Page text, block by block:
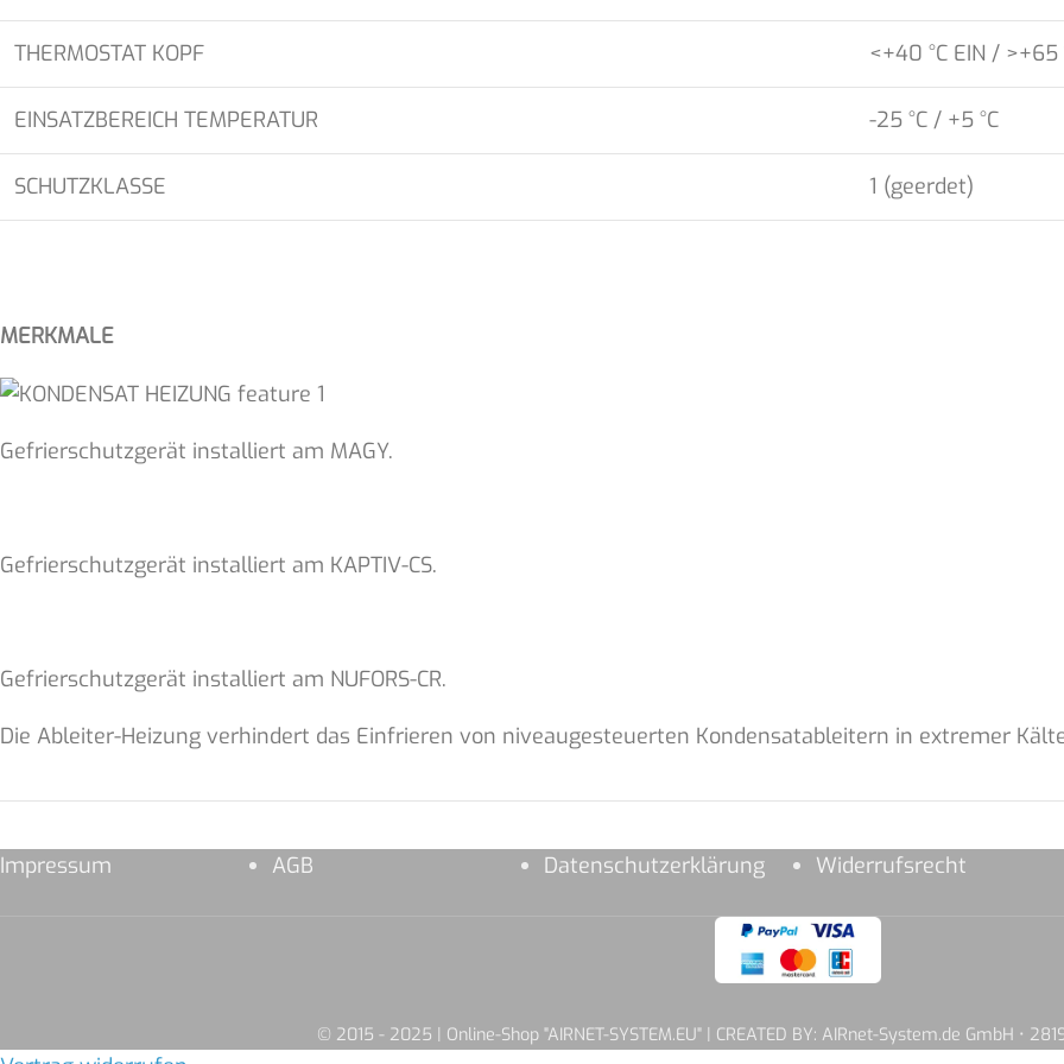
THERMOSTAT KOPF <+40 °C EIN / >+65
EINSATZBEREICH TEMPERATUR -25 °C / +5 °C
SCHUTZKLASSE 1 (geerdet)
MERKMALE
Gefrierschutzgerät installiert am MAGY.
Gefrierschutzgerät installiert am KAPTIV-CS.
Gefrierschutzgerät installiert am NUFORS-CR.
Die Ableiter-Heizung verhindert das Einfrieren von niveaugesteuerten Kondensatableitern in extremer
Impressum AGB Datenschutzerklärung Widerrufsrecht
© 2015 - 2025 | Online-Shop "AIRNET-SYSTEM.EU" | CREATED BY: AIRnet-System.de GmbH •